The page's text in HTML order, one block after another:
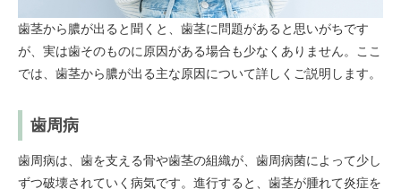
歯茎から膿が出ると聞くと、歯茎に問題があると思いがちです
が、実は歯そのものに原因がある場合も少なくありません。ここ
では、歯茎から膿が出る主な原因について詳しくご説明します。
歯周病
歯周病は、歯を支える骨や歯茎の組織が、歯周病菌によって少し
ずつ破壊されていく病気です。進行すると、歯茎が腫れて炎症を